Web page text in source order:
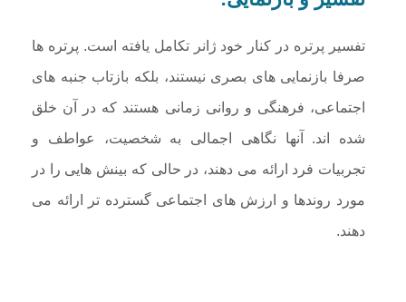
تفسیر پرتره در کنار خود ژانر تکامل یافته است. پرتره ها
صرفا بازنمایی های بصری نیستند، بلکه بازتاب جنبه های
اجتماعی، فرهنگی و روانی زمانی هستند که در آن خلق
شده اند. آنها نگاهی اجمالی به شخصیت، عواطف و
تجربیات فرد ارائه می دهند، در حالی که بینش هایی را در
مورد روندها و ارزش های اجتماعی گسترده تر ارائه می
دهند.